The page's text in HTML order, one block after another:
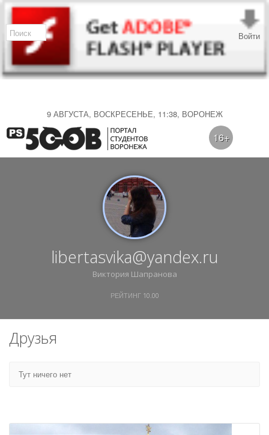
9 АВГУСТА, ВОСКРЕСЕНЬЕ, 11:38, ВОРОНЕЖ
Войти
16+
libertasvika@yandex.ru
Виктория Шапранова
РЕЙТИНГ 10.00
Друзья
Тут ничего нет